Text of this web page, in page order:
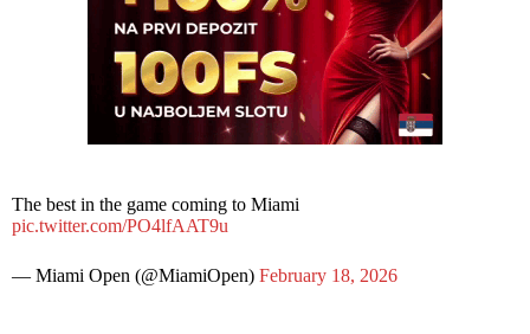
The best in the game coming to Miami
pic.twitter.com/PO4lfAAT9u
— Miami Open (@MiamiOpen) February 18, 2026